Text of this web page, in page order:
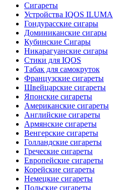
Сигареты
Устройства IQOS ILUMA
Гондурасские сигары
Доминиканские сигары
Кубинские Сигары
Никарагуанские сигары
Стики для IQOS
Табак для самокруток
Французские сигареты
Швейцарские сигареты
Японские сигареты
Американские сигареты
Английские сигареты
Армянские сигареты
Венгерские сигареты
Голландские сигареты
Греческие сигареты
Европейские сигареты
Корейские сигареты
Немецкие сигареты
Польские сигареты